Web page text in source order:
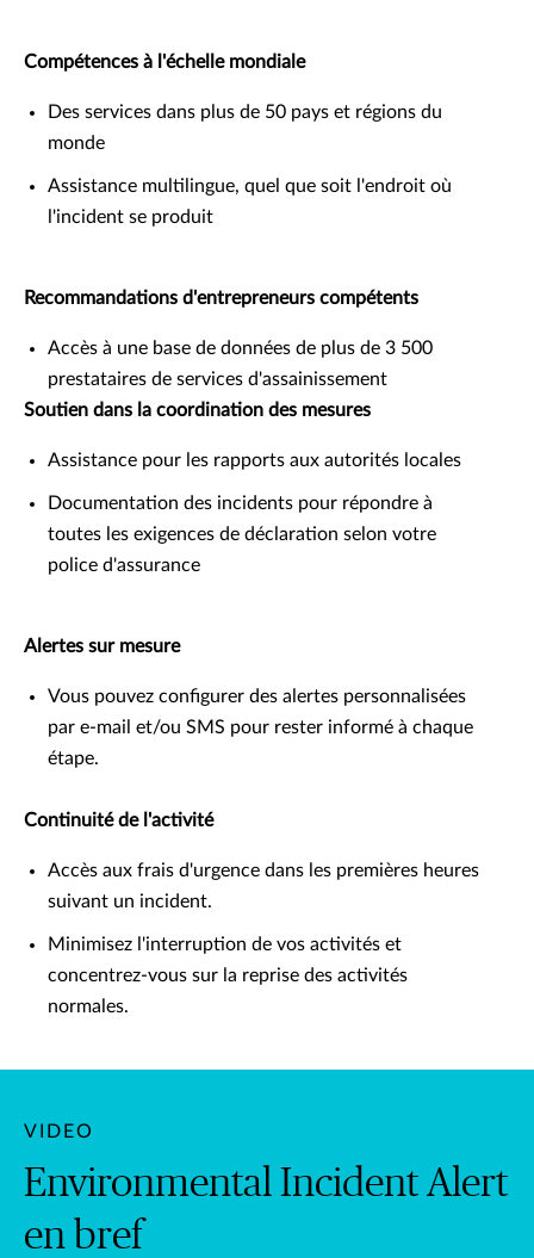
Compétences à l'échelle mondiale
Des services dans plus de 50 pays et régions du
monde
Assistance multilingue, quel que soit l'endroit où
l'incident se produit
Recommandations d'entrepreneurs compétents
Accès à une base de données de plus de 3 500
prestataires de services d'assainissement
Soutien dans la coordination des mesures
Assistance pour les rapports aux autorités locales
Documentation des incidents pour répondre à
toutes les exigences de déclaration selon votre
police d'assurance
Alertes sur mesure
Vous pouvez configurer des alertes personnalisées
par e-mail et/ou SMS pour rester informé à chaque
étape.
Continuité de l'activité
Accès aux frais d'urgence dans les premières heures
suivant un incident.
Minimisez l'interruption de vos activités et
concentrez-vous sur la reprise des activités
normales.
VIDEO
Environmental Incident Alert
en bref